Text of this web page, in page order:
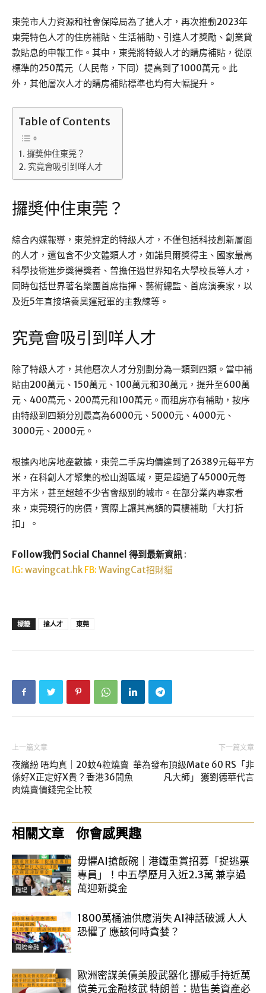
東莞市人力資源和社會保障局為了搶人才，再次推動2023年
東莞特色人才的住房補貼、生活補助、引進人才獎勵、創業貸
款貼息的申報工作。其中，東莞將特級人才的購房補貼，從原
標準的250萬元（人民幣，下同）提高到了1000萬元。此
外，其他層次人才的購房補貼標準也均有大幅提升。
Table of Contents
攞奬仲住東莞？
究竟會吸引到咩人才
攞奬仲住東莞？
綜合內媒報導，東莞評定的特級人才，不僅包括科技創新層面
的人才，還包含不少文體類人才，如諾貝爾獎得主、國家最高
科學技術進步獎得獎者、曾擔任過世界知名大學校長等人才，
同時包括世界著名樂團首席指揮、藝術總監、首席演奏家，以
及近5年直接培養奧運冠軍的主教練等。
究竟會吸引到咩人才
除了特級人才，其他層次人才分別劃分為一類到四類。當中補
貼由200萬元、150萬元、100萬元和30萬元，提升至600萬
元、400萬元、200萬元和100萬元。而租房亦有補助，按序
由特級到四類分別最高為6000元、5000元、4000元、
3000元、2000元。
根據內地房地產數據，東莞二手房均價達到了26389元每平方
米，在科創人才聚集的松山湖區域，更是超過了45000元每
平方米，甚至超越不少省會級別的城市。在部分業內專家看
來，東莞現行的房價，實際上讓其高額的買樓補助「大打折
扣」。
Follow我們 Social Channel 得到最新資訊 :
IG: wavingcat.hk FB: WavingCat招財貓
標籤 搶人才 東莞
上一篇文章
夜繽紛 唔均真｜20蚊4粒燒賣
係好X正定好X貴？香港36間魚
肉燒賣價錢完全比較
下一篇文章
華為發布頂級Mate 60 RS「非
凡大師」 獲劉德華代言
相關文章 你會感興趣
職場
毋懼AI搶飯碗｜港鐵重賞招募「捉逃票
專員」！中五學歷月入近2.3萬 兼享過
萬迎新獎金
國際金融
1800萬桶油供應消失 AI神話破滅 人人
恐懼了 應該何時貪婪？
歐洲密謀美債美股武器化 挪威手持近萬
億美元金融核武 特朗普：拋售美資產必